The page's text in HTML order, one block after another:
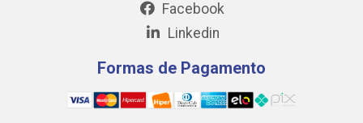
Facebook
Linkedin
Formas de Pagamento